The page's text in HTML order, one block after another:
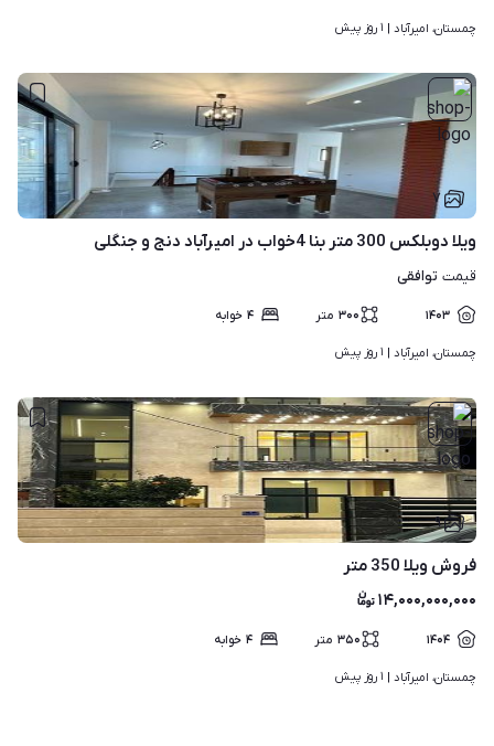
چمستان، امیرآباد | ۱ روز پیش
۷
ویلا دوبلکس 300 متر بنا 4خواب در امیرآباد دنج و جنگلی
قیمت توافقی
۱۴۰۳ ۳۰۰ متر ۴ خوابه
چمستان، امیرآباد | ۱ روز پیش
۹
فروش ویلا 350 متر
۱۴,۰۰۰,۰۰۰,۰۰۰
۱۴۰۴ ۳۵۰ متر ۴ خوابه
چمستان، امیرآباد | ۱ روز پیش